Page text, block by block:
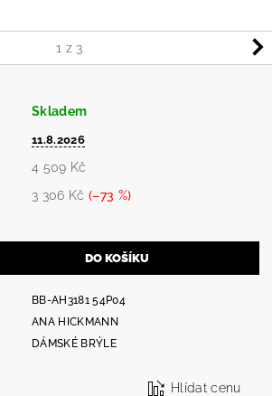
1 z 3
Skladem
11.8.2026
4 509 Kč
3 306 Kč (–73 %)
BB-AH3181 54P04
ANA HICKMANN
DÁMSKÉ BRÝLE
Hlídat cenu